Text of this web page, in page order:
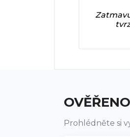
Prohlédněte si